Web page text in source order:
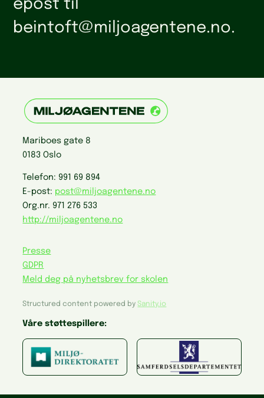
epost til
beintoft@miljoagentene.no.
Mariboes gate 8
0183 Oslo
Telefon: 991 69 894
E-post: post@miljoagentene.no
Org.nr. 971 276 533
http://miljoagentene.no
Presse
GDPR
Meld deg på nyhetsbrev for skolen
Structured content powered bySanity.io
Våre støttespillere: